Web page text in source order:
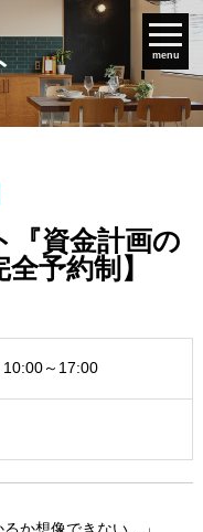
menu
『資金計画の
予約制】
～17:00